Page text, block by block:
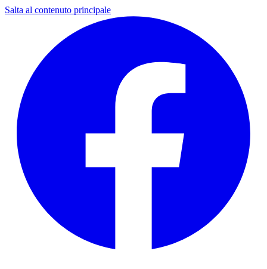
Salta al contenuto principale